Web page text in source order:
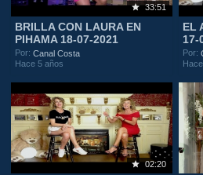
33:51
BRILLA CON LAURA EN
PIHAMA 18-07-2021
Por:Canal Costa
Hace 5 años
EL
17-
Por:
02:20